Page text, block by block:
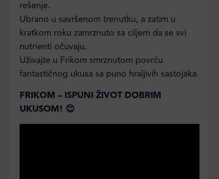
rešenje.
Ubrano u savršenom trenutku, a zatim u
kratkom roku zamrznuto sa ciljem da se svi
nutrienti očuvaju.
Uživajte u Frikom smrznutom povrću
fantastičnog ukusa sa puno hraljivih sastojaka.
FRIKOM – ISPUNI ŽIVOT DOBRIM
UKUSOM! 😊